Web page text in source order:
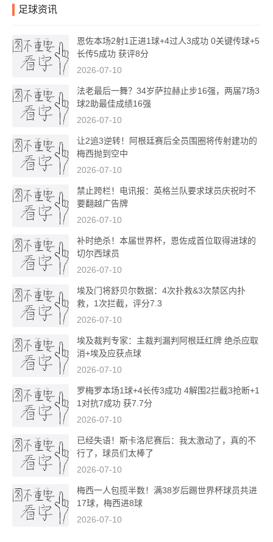
足球资讯
恩佐本场2射1正进1球+4过人3成功 0关键传球+5
长传5成功 获评8分
2026-07-10
法老最后一舞？34岁萨拉赫止步16强，两届7场3
球2助最佳成绩16强
2026-07-10
让2追3逆转！阿根廷赛后全员围圈将传射建功的
梅西抛到空中
2026-07-10
禁止跨栏！电讯报：英格兰队要求球员庆祝时不
要翻越广告牌
2026-07-10
补时绝杀！本届世界杯，恩佐成首位取得进球的
切尔西球员
2026-07-10
埃及门将舒贝尔数据：4次扑救&3次禁区内扑
救，1次拦截，评分7.3
2026-07-10
埃及裁判专家：主裁判漏判阿根廷红牌 绝杀应取
消+埃及应获点球
2026-07-10
罗梅罗本场1球+4长传3成功 4解围2拦截3抢断+1
1对抗7成功 获7.7分
2026-07-10
已经失语！斯卡洛尼赛后：我太激动了，真的不
行了，球员们太棒了
2026-07-10
梅西一人包揽半数！满38岁后踢世界杯球员共进
17球，梅西进8球
2026-07-10